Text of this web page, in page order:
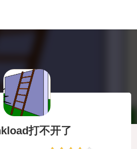
打不开了